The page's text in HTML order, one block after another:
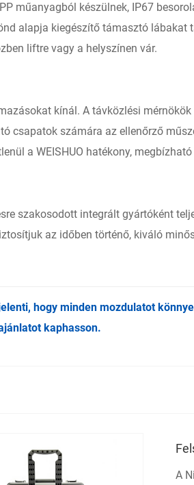
műanyagból készülnek, IP67
alapja kiegészítő támasztó
liftre vagy a helyszínen vár.
kínál. A távközlési
csapatok számára az ellenőrző
a WEISHUO hatékony,
szakosodott integrált gyártóként
az időben történő, kiváló
hogy minden mozdulatot
kaphasson.
A